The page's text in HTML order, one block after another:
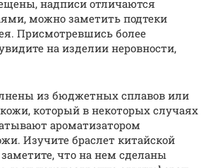
надписи отличаются
можно заметить подтеки
Присмотревшись более
на изделии неровности,
из бюджетных сплавов или
который в некоторых случаях
ароматизатором
Изучите браслет китайской
что на нем сделаны